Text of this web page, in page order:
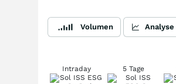
Volumen Analyse
Intraday 5 Tage